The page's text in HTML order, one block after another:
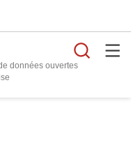
données ouvertes